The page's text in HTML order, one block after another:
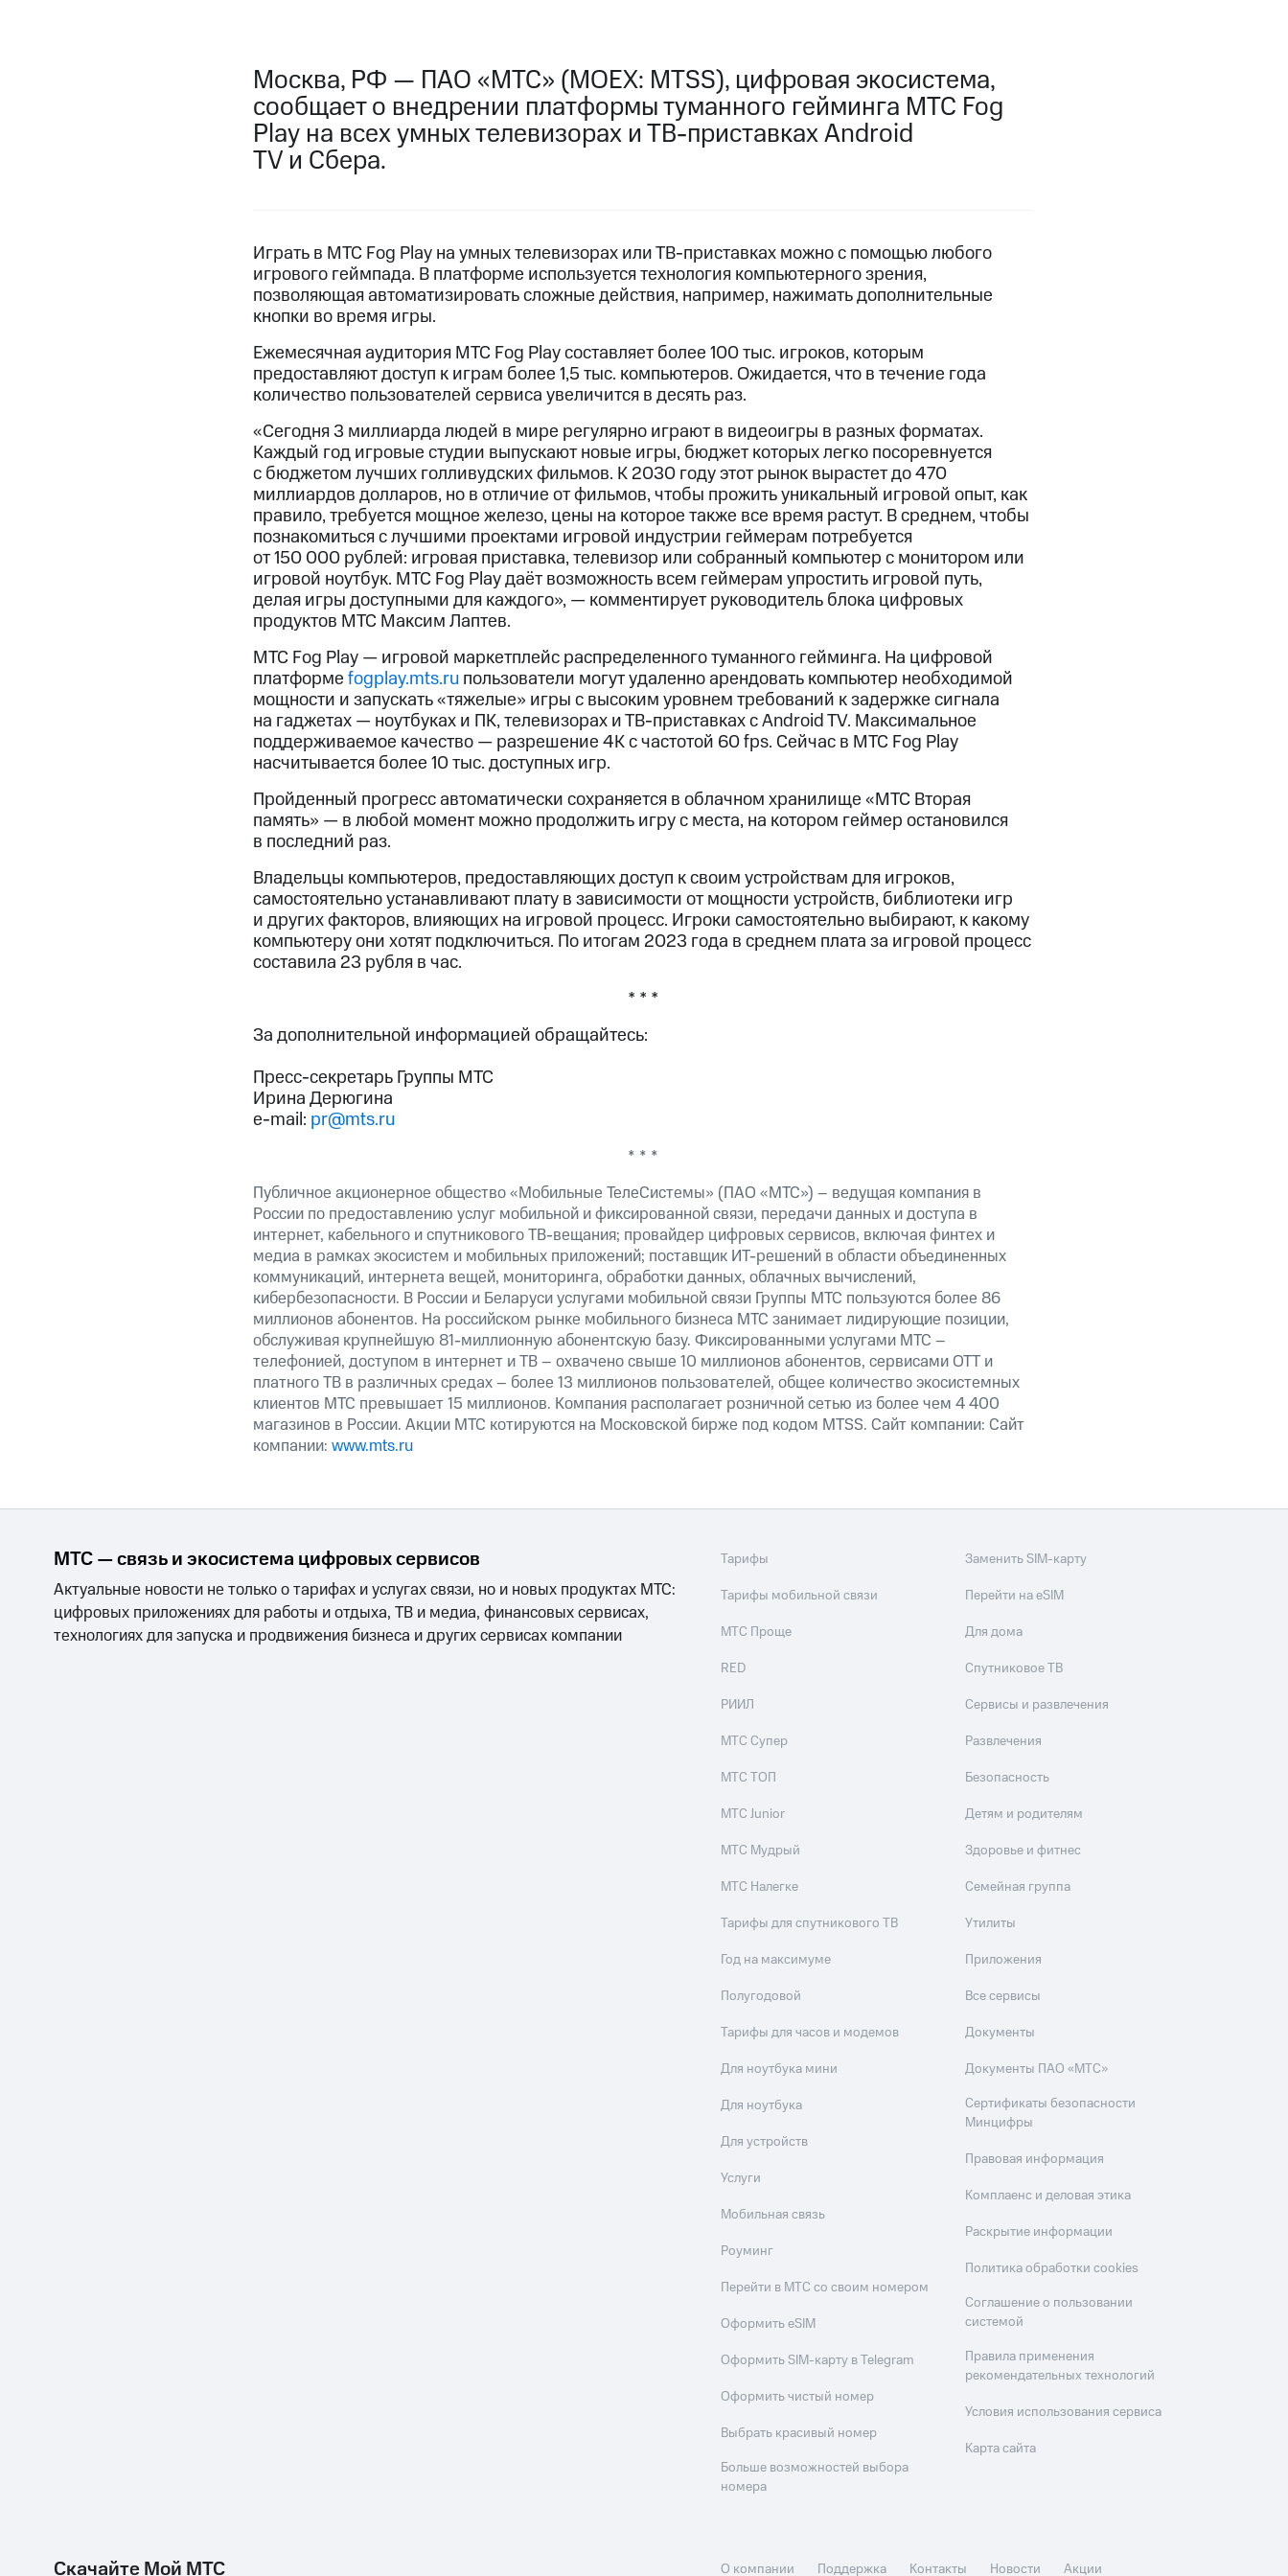
Москва, РФ — ПАО «МТС» (MOEX: MTSS), цифровая экосистема,
сообщает о внедрении платформы туманного гейминга МТС Fog
Play на всех умных телевизорах и ТВ-приставках Android
TV и Сбера.
Играть в МТС Fog Play на умных телевизорах или ТВ-приставках можно с помощью любого
игрового геймпада. В платформе используется технология компьютерного зрения,
позволяющая автоматизировать сложные действия, например, нажимать дополнительные
кнопки во время игры.
Ежемесячная аудитория МТС Fog Play составляет более 100 тыс. игроков, которым
предоставляют доступ к играм более 1,5 тыс. компьютеров. Ожидается, что в течение года
количество пользователей сервиса увеличится в десять раз.
«Сегодня 3 миллиарда людей в мире регулярно играют в видеоигры в разных форматах.
Каждый год игровые студии выпускают новые игры, бюджет которых легко посоревнуется
с бюджетом лучших голливудских фильмов. К 2030 году этот рынок вырастет до 470
миллиардов долларов, но в отличие от фильмов, чтобы прожить уникальный игровой опыт, как
правило, требуется мощное железо, цены на которое также все время растут. В среднем, чтобы
познакомиться с лучшими проектами игровой индустрии геймерам потребуется
от 150 000 рублей: игровая приставка, телевизор или собранный компьютер с монитором или
игровой ноутбук. МТС Fog Play даёт возможность всем геймерам упростить игровой путь,
делая игры доступными для каждого», — комментирует руководитель блока цифровых
продуктов МТС Максим Лаптев.
МТС Fog Play — игровой маркетплейс распределенного туманного гейминга. На цифровой
платформеfogplay.mts.ruпользователи могут удаленно арендовать компьютер необходимой
мощности и запускать «тяжелые» игры с высоким уровнем требований к задержке сигнала
на гаджетах — ноутбуках и ПК, телевизорах и ТВ-приставках с Android TV. Максимальное
поддерживаемое качество — разрешение 4K с частотой 60 fps. Сейчас в МТС Fog Play
насчитывается более 10 тыс. доступных игр.
Пройденный прогресс автоматически сохраняется в облачном хранилище «МТС Вторая
память» — в любой момент можно продолжить игру с места, на котором геймер остановился
в последний раз.
Владельцы компьютеров, предоставляющих доступ к своим устройствам для игроков,
самостоятельно устанавливают плату в зависимости от мощности устройств, библиотеки игр
и других факторов, влияющих на игровой процесс. Игроки самостоятельно выбирают, к какому
компьютеру они хотят подключиться. По итогам 2023 года в среднем плата за игровой процесс
составила 23 рубля в час.
* * *
За дополнительной информацией обращайтесь:
Пресс-секретарь Группы МТС
Ирина Дерюгина
e-mail: pr@mts.ru
* * *
Публичное акционерное общество «Мобильные ТелеСистемы» (ПАО «МТС») – ведущая компания в
России по предоставлению услуг мобильной и фиксированной связи, передачи данных и доступа в
интернет, кабельного и спутникового ТВ-вещания; провайдер цифровых сервисов, включая финтех и
медиа в рамках экосистем и мобильных приложений; поставщик ИТ-решений в области объединенных
коммуникаций, интернета вещей, мониторинга, обработки данных, облачных вычислений,
кибербезопасности. В России и Беларуси услугами мобильной связи Группы МТС пользуются более 86
миллионов абонентов. На российском рынке мобильного бизнеса МТС занимает лидирующие позиции,
обслуживая крупнейшую 81-миллионную абонентскую базу. Фиксированными услугами МТС –
телефонией, доступом в интернет и ТВ – охвачено свыше 10 миллионов абонентов, сервисами OTT и
платного ТВ в различных средах – более 13 миллионов пользователей, общее количество экосистемных
клиентов МТС превышает 15 миллионов. Компания располагает розничной сетью из более чем 4 400
магазинов в России. Акции МТС котируются на Московской бирже под кодом MTSS. Сайт компании: Сайт
компании: www.mts.ru
МТС — связь и экосистема цифровых сервисов
Актуальные новости не только о тарифах и услугах связи, но и новых продуктах МТС:
цифровых приложениях для работы и отдыха, ТВ и медиа, финансовых сервисах,
технологиях для запуска и продвижения бизнеса и других сервисах компании
Тарифы
Тарифы мобильной связи
МТС Проще
RED
РИИЛ
МТС Супер
МТС ТОП
МТС Junior
МТС Мудрый
МТС Налегке
Тарифы для спутникового ТВ
Год на максимуме
Полугодовой
Тарифы для часов и модемов
Для ноутбука мини
Для ноутбука
Для устройств
Услуги
Мобильная связь
Роуминг
Перейти в МТС со своим номером
Оформить eSIM
Оформить SIM-карту в Telegram
Оформить чистый номер
Выбрать красивый номер
Больше возможностей выбора
номера
Заменить SIM-карту
Перейти на eSIM
Для дома
Спутниковое ТВ
Сервисы и развлечения
Развлечения
Безопасность
Детям и родителям
Здоровье и фитнес
Семейная группа
Утилиты
Приложения
Все сервисы
Документы
Документы ПАО «МТС»
Сертификаты безопасности
Минцифры
Правовая информация
Комплаенс и деловая этика
Раскрытие информации
Политика обработки cookies
Соглашение о пользовании
системой
Правила применения
рекомендательных технологий
Условия использования сервиса
Карта сайта
Скачайте Мой МТС О компании Поддержка Контакты Новости Акции